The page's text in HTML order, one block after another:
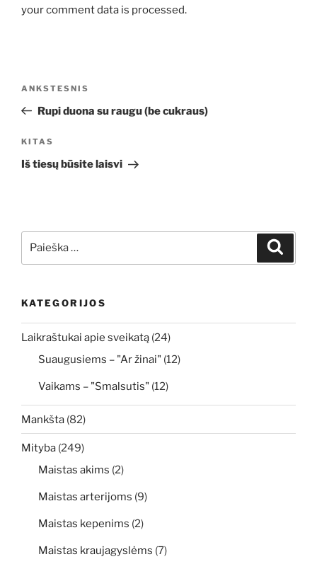
your comment data is processed.
įrašų
Ankstesnis
įrašas
ANKSTESNIS
Rupi duona su raugu (be cukraus)
Kitas
įrašas
KITAS
Iš tiesų būsite laisvi
KATEGORIJOS
Laikraštukai apie sveikatą (24)
Suaugusiems – "Ar žinai" (12)
Vaikams – "Smalsutis" (12)
Mankšta (82)
Mityba (249)
Maistas akims (2)
Maistas arterijoms (9)
Maistas kepenims (2)
Maistas kraujagyslėms (7)